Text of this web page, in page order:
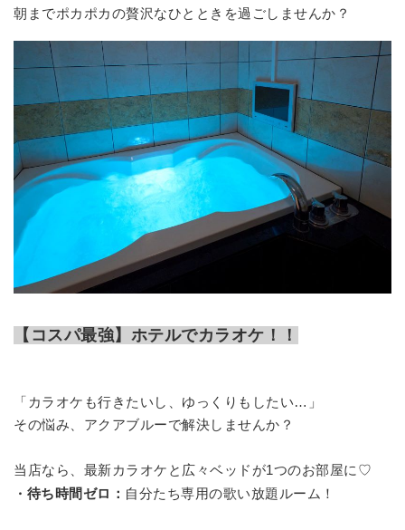
朝までポカポカの贅沢なひとときを過ごしませんか？
【コスパ最強】ホテルでカラオケ！！
「カラオケも行きたいし、ゆっくりもしたい…」
その悩み、アクアブルーで解決しませんか？
当店なら、最新カラオケと広々ベッドが1つのお部屋に♡
・ 待ち時間ゼロ： 自分たち専用の歌い放題ルーム！